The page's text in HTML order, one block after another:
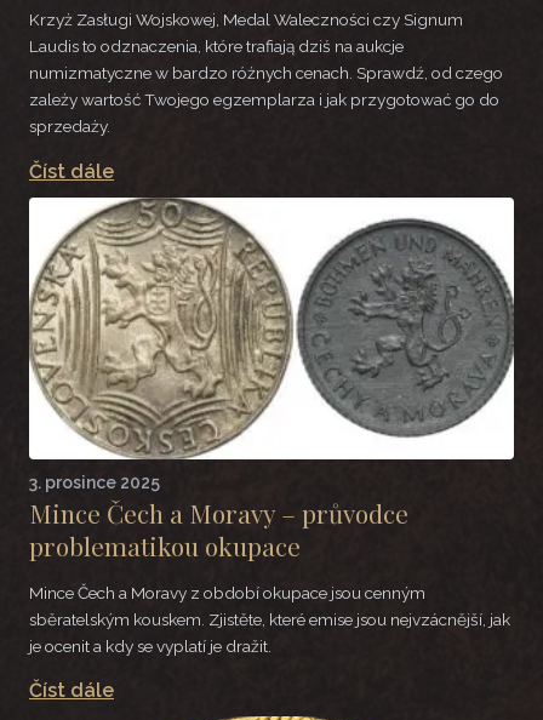
Krzyż Zasługi Wojskowej, Medal Waleczności czy Signum
Laudis to odznaczenia, które trafiają dziś na aukcje
numizmatyczne w bardzo różnych cenach. Sprawdź, od czego
zależy wartość Twojego egzemplarza i jak przygotować go do
sprzedaży.
Číst dále
3. prosince 2025
Mince Čech a Moravy – průvodce
problematikou okupace
Mince Čech a Moravy z období okupace jsou cenným
sběratelským kouskem. Zjistěte, které emise jsou nejvzácnější, jak
je ocenit a kdy se vyplatí je dražit.
Číst dále